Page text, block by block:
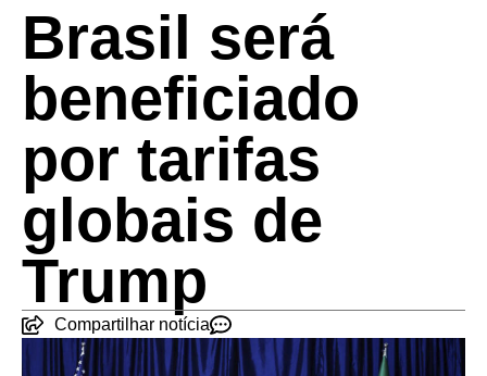
Brasil será
beneficiado
por tarifas
globais de
Trump
Compartilhar notícia